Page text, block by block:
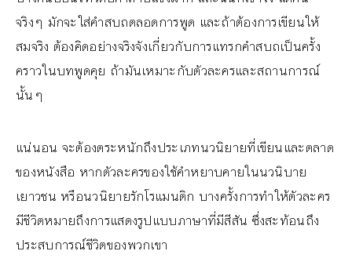
จริงๆ มักจะใส่คำสบถตลอดการพูด และถ้าต้องการเขียนให้
สมจริง ต้องคิดอย่างจริงจังเกี่ยวกับการแทรกคำสบถเป็นครั้ง
คราวในบทพูดคุย ถ้ามันเหมาะกับตัวละครและสถานการณ์
นั้นๆ
แน่นอน จะต้องตระหนักถึงประเภทนวนิยายที่เขียนและตลาด
ของหนังสือ หากตัวละครของใช้คำหยาบคายในนวนิบาย
เยาวชน หรือนวนิยายรักโรแมนติก บางครั้งการทำให้ตัวละคร
มีชีวิตหมายถึงการแสดงรูปแบบภาษาที่มีสีสัน ซึ่งสะท้อนถึง
ประสบการณ์ชีวิตของพวกเขา